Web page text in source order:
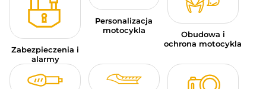
Zabezpieczenia i
alarmy
Personalizacja
motocykla
Obudowa i
ochrona motocykla